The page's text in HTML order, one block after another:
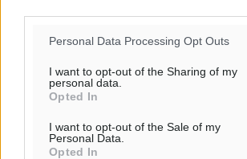
Personal Data Processing Opt Outs
I want to opt-out of the Sharing of my
personal data.
Opted In
I want to opt-out of the Sale of my
Personal Data.
Opted In
Ροή ειδήσεων